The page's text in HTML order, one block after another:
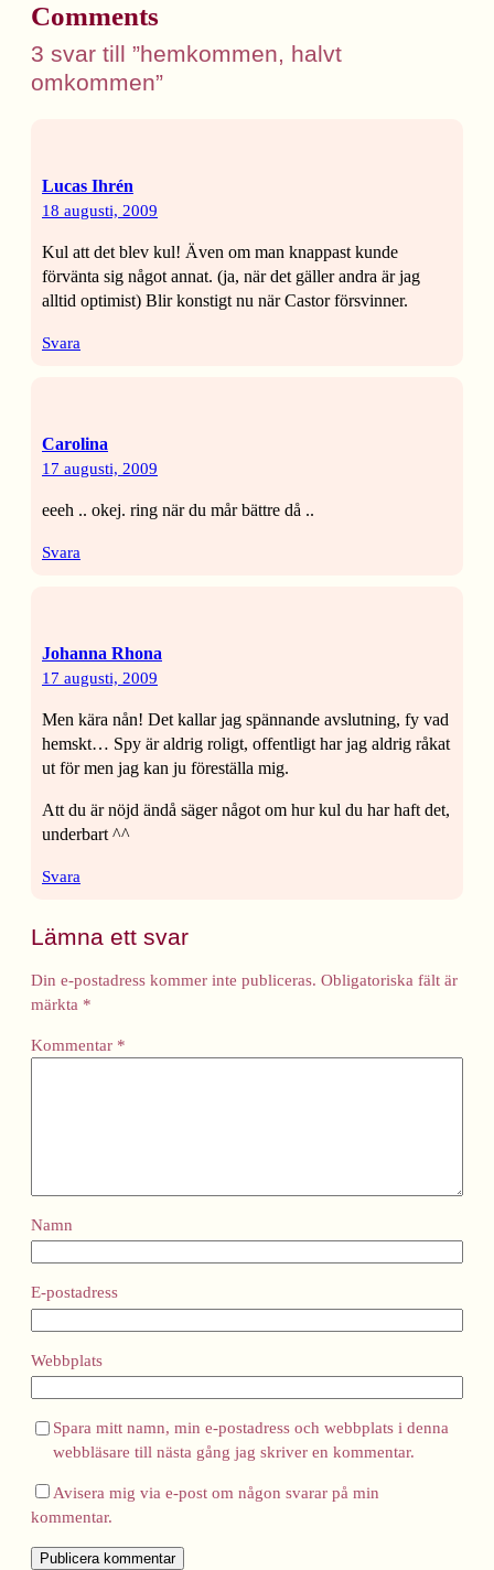
Comments
3 svar till ”hemkommen, halvt
omkommen”
Lucas Ihrén
18 augusti, 2009
Kul att det blev kul! Även om man knappast kunde
förvänta sig något annat. (ja, när det gäller andra är jag
alltid optimist) Blir konstigt nu när Castor försvinner.
Svara
Carolina
17 augusti, 2009
eeeh .. okej. ring när du mår bättre då ..
Svara
Johanna Rhona
17 augusti, 2009
Men kära nån! Det kallar jag spännande avslutning, fy vad
hemskt… Spy är aldrig roligt, offentligt har jag aldrig råkat
ut för men jag kan ju föreställa mig.
Att du är nöjd ändå säger något om hur kul du har haft det,
underbart ^^
Svara
Lämna ett svar
Din e-postadress kommer inte publiceras. Obligatoriska fält är
märkta *
Kommentar *
Namn
E-postadress
Webbplats
Spara mitt namn, min e-postadress och webbplats i denna
webbläsare till nästa gång jag skriver en kommentar.
Avisera mig via e-post om någon svarar på min
kommentar.